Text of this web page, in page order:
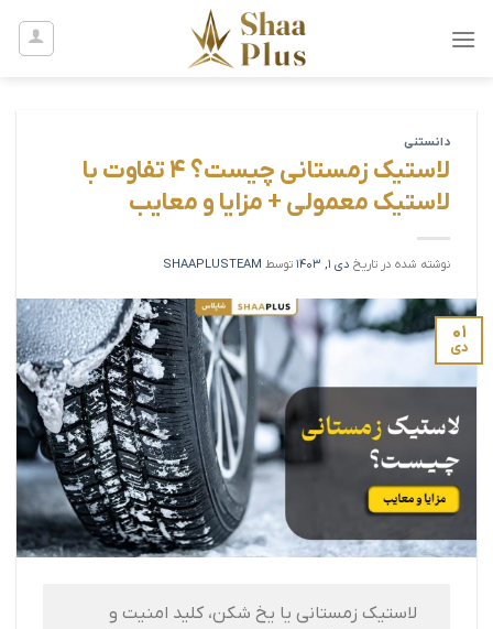
دانستنی
لاستیک زمستانی چیست؟ 4 تفاوت با
لاستیک معمولی + مزایا و معایب
نوشته شده در تاریخ دی 1, 1403 توسط SHAAPLUSTEAM
۰۱
دی
لاستیک زمستانی یا یخ شکن، کلید امنیت و